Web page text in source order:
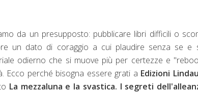
da un presupposto: pubblicare libri difficili o
un dato di coraggio a cui plaudire senza se e
odierno che si muove più per certezze e
Ecco perché bisogna essere grati a Edizioni Lindau
La mezzaluna e la svastica. I segreti